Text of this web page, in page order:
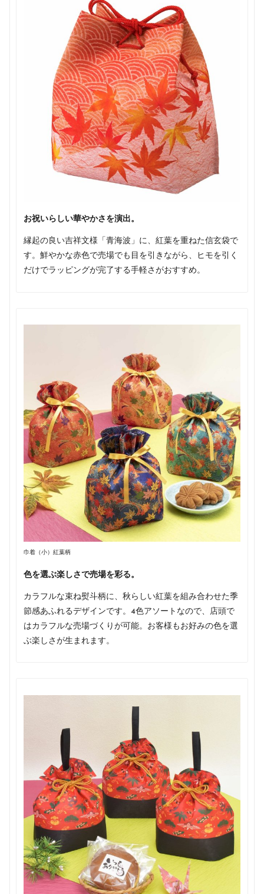
お祝いらしい華やかさを演出。
縁起の良い吉祥文様「青海波」に、紅葉を重ねた信玄袋で
す。鮮やかな赤色で売場でも目を引きながら、ヒモを引く
だけでラッピングが完了する手軽さがおすすめ。
巾着（小）紅葉柄
色を選ぶ楽しさで売場を彩る。
カラフルな束ね熨斗柄に、秋らしい紅葉を組み合わせた季
節感あふれるデザインです。4色アソートなので、店頭で
はカラフルな売場づくりが可能。お客様もお好みの色を選
ぶ楽しさが生まれます。